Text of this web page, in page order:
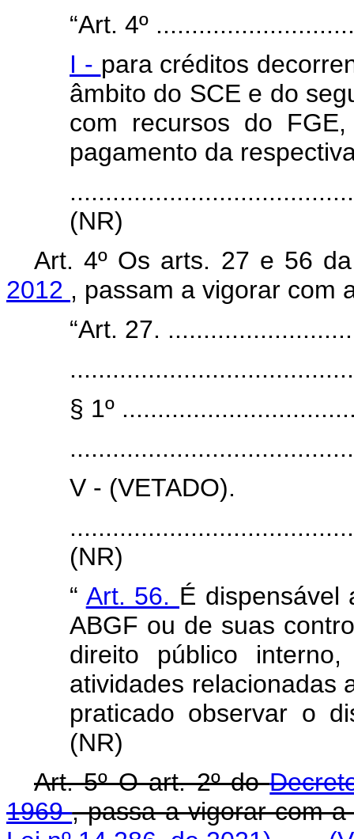
“Art. 4º
I - para créditos
âmbito do SCE e do
com recursos do
pagamento da
(NR)
Art. 4º Os arts. 27 e 56
2012 , passam a vigorar com
“Art. 27.
§ 1º
V - (VETADO).
(NR)
“ Art. 56. É dispensável
ABGF ou de suas
direito público
atividades relacionadas
praticado observar o
(NR)
Art. 5º O art. 2º do
1969, passa a vigorar com